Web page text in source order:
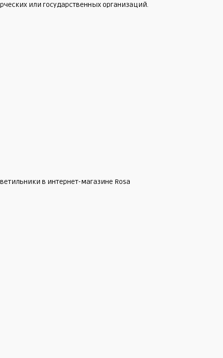
или государственных организаций.